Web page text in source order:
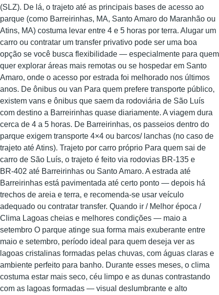
(SLZ). De lá, o trajeto até as principais bases de acesso ao
parque (como Barreirinhas, MA, Santo Amaro do Maranhão ou
Atins, MA) costuma levar entre 4 e 5 horas por terra. Alugar um
carro ou contratar um transfer privativo pode ser uma boa
opção se você busca flexibilidade — especialmente para quem
quer explorar áreas mais remotas ou se hospedar em Santo
Amaro, onde o acesso por estrada foi melhorado nos últimos
anos. De ônibus ou van Para quem prefere transporte público,
existem vans e ônibus que saem da rodoviária de São Luís
com destino a Barreirinhas quase diariamente. A viagem dura
cerca de 4 a 5 horas. De Barreirinhas, os passeios dentro do
parque exigem transporte 4×4 ou barcos/ lanchas (no caso de
trajeto até Atins). Trajeto por carro próprio Para quem sai de
carro de São Luís, o trajeto é feito via rodovias BR‑135 e
BR‑402 até Barreirinhas ou Santo Amaro. A estrada até
Barreirinhas está pavimentada até certo ponto — depois há
trechos de areia e terra, e recomenda-se usar veículo
adequado ou contratar transfer. Quando ir / Melhor época /
Clima Lagoas cheias e melhores condições — maio a
setembro O parque atinge sua forma mais exuberante entre
maio e setembro, período ideal para quem deseja ver as
lagoas cristalinas formadas pelas chuvas, com águas claras e
ambiente perfeito para banho. Durante esses meses, o clima
costuma estar mais seco, céu limpo e as dunas contrastando
com as lagoas formadas — visual deslumbrante e alto